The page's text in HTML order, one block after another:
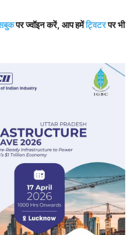
पर ज्वॉइन करें, आप हमेंट्विटरपर भी